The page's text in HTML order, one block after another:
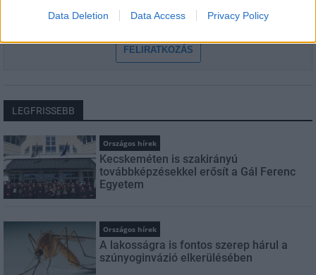
Data Deletion Data Access Privacy Policy
Feliratkozom a hírlevélre és elfogadom az
szabályzatot!
FELIRATKOZÁS
LEGFRISSEBB
Országos hírek
Kecskeméten is szakirányú
továbbképzésekkel erősít a Gál Ferenc
Egyetem
Országos hírek
A lakosságra is fontos szerep hárul a
szúnyoginvázió elkerülésében